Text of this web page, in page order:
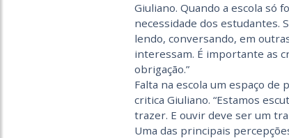
Giuliano. Quando a escola só
necessidade dos estudantes.
lendo, conversando, em
interessam. É importante as
obrigação.”
Falta na escola um espaço
critica Giuliano. “Estamos
trazer. E ouvir deve ser um
Uma das principais